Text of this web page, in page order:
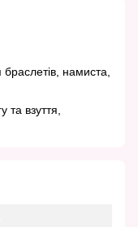
намиста,
взуття,